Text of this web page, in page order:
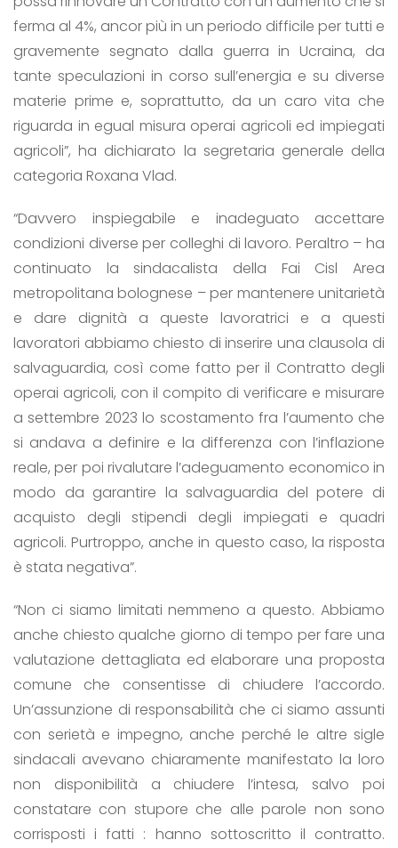
ferma al 4%, ancor più in un periodo difficile per tutti e
gravemente segnato dalla guerra in Ucraina, da
tante speculazioni in corso sull’energia e su diverse
materie prime e, soprattutto, da un caro vita che
riguarda in egual misura operai agricoli ed impiegati
agricoli”, ha dichiarato la segretaria generale della
categoria Roxana Vlad.
“Davvero inspiegabile e inadeguato accettare
condizioni diverse per colleghi di lavoro. Peraltro – ha
continuato la sindacalista della Fai Cisl Area
metropolitana bolognese – per mantenere unitarietà
e dare dignità a queste lavoratrici e a questi
lavoratori abbiamo chiesto di inserire una clausola di
salvaguardia, così come fatto per il Contratto degli
operai agricoli, con il compito di verificare e misurare
a settembre 2023 lo scostamento fra l’aumento che
si andava a definire e la differenza con l’inflazione
reale, per poi rivalutare l’adeguamento economico in
modo da garantire la salvaguardia del potere di
acquisto degli stipendi degli impiegati e quadri
agricoli. Purtroppo, anche in questo caso, la risposta
è stata negativa”.
“Non ci siamo limitati nemmeno a questo. Abbiamo
anche chiesto qualche giorno di tempo per fare una
valutazione dettagliata ed elaborare una proposta
comune che consentisse di chiudere l’accordo.
Un’assunzione di responsabilità che ci siamo assunti
con serietà e impegno, anche perché le altre sigle
sindacali avevano chiaramente manifestato la loro
non disponibilità a chiudere l’intesa, salvo poi
constatare con stupore che alle parole non sono
corrisposti i fatti : hanno sottoscritto il contratto.